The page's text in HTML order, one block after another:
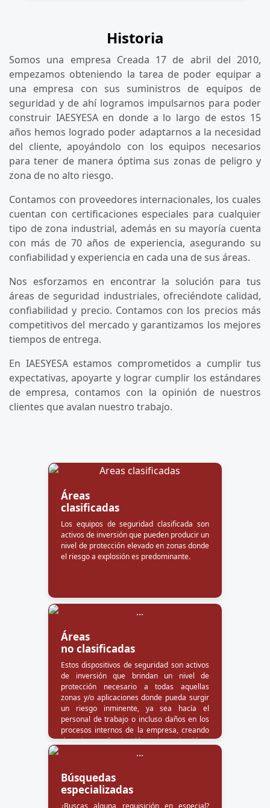
Historia
Somos una empresa Creada 17 de abril del 2010,
empezamos obteniendo la tarea de poder equipar a
una empresa con sus suministros de equipos de
seguridad y de ahí logramos impulsarnos para poder
construir IAESYESA en donde a lo largo de estos 15
años hemos logrado poder adaptarnos a la necesidad
del cliente, apoyándolo con los equipos necesarios
para tener de manera óptima sus zonas de peligro y
zona de no alto riesgo.
Contamos con proveedores internacionales, los cuales
cuentan con certificaciones especiales para cualquier
tipo de zona industrial, además en su mayoría cuenta
con más de 70 años de experiencia, asegurando su
confiabilidad y experiencia en cada una de sus áreas.
Nos esforzamos en encontrar la solución para tus
áreas de seguridad industriales, ofreciéndote calidad,
confiabilidad y precio. Contamos con los precios más
competitivos del mercado y garantizamos los mejores
tiempos de entrega.
En IAESYESA estamos comprometidos a cumplir tus
expectativas, apoyarte y lograr cumplir los estándares
de empresa, contamos con la opinión de nuestros
clientes que avalan nuestro trabajo.
Áreas
clasificadas
Los equipos de seguridad clasificada son
activos de inversión que pueden producir un
nivel de protección elevado en zonas donde
el riesgo a explosión es predominante.
Áreas
no clasificadas
Estos dispositivos de seguridad son activos
de inversión que brindan un nivel de
protección necesario a todas aquellas
zonas y/o aplicaciones donde pueda surgir
un riesgo inminente, ya sea hacía el
personal de trabajo o incluso daños en los
procesos internos de la empresa, creando
downtimes y disminución en la producción.
Búsquedas
especializadas
¿Buscas alguna requisición en especial?